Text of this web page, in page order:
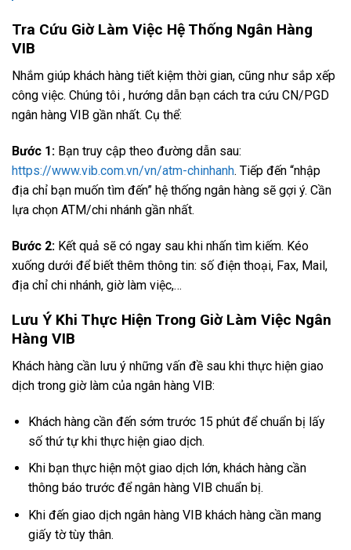
Tra Cứu Giờ Làm Việc Hệ Thống Ngân Hàng
VIB
Nhắm giúp khách hàng tiết kiệm thời gian, cũng như sắp xếp
công việc. Chúng tôi , hướng dẫn bạn cách tra cứu CN/PGD
ngân hàng VIB gần nhất. Cụ thể:
Bước 1: Bạn truy cập theo đường dẫn sau:
https://www.vib.com.vn/vn/atm-chinhanh. Tiếp đến “nhập
địa chỉ bạn muốn tìm đến” hệ thống ngân hàng sẽ gợi ý. Cần
lựa chọn ATM/chi nhánh gần nhất.
Bước 2: Kết quả sẽ có ngay sau khi nhấn tìm kiếm. Kéo
xuống dưới để biết thêm thông tin: số điện thoại, Fax, Mail,
địa chỉ chi nhánh, giờ làm việc,…
Lưu Ý Khi Thực Hiện Trong Giờ Làm Việc Ngân
Hàng VIB
Khách hàng cần lưu ý những vấn đề sau khi thực hiện giao
dịch trong giờ làm của ngân hàng VIB:
Khách hàng cần đến sớm trước 15 phút để chuẩn bị lấy
số thứ tự khi thực hiện giao dịch.
Khi bạn thực hiện một giao dịch lớn, khách hàng cần
thông báo trước để ngân hàng VIB chuẩn bị.
Khi đến giao dịch ngân hàng VIB khách hàng cần mang
giấy tờ tùy thân.